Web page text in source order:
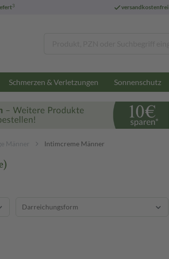
3 versandkostenfrei
Schmerzen & Verletzungen Sonnenschutz
Männer Intimcreme Männer
Darreichungsform